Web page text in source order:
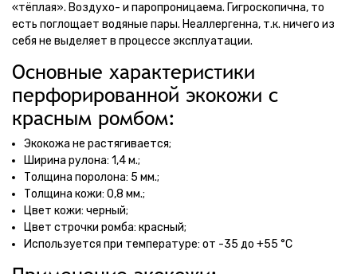
«тёплая». Воздухо- и паропроницаема. Гигроскопична, то
есть поглощает водяные пары. Неаллергенна, т.к. ничего из
себя не выделяет в процессе эксплуатации.
Основные характеристики
перфорированной экокожи с
красным ромбом:
Экокожа не растягивается;
Ширина рулона: 1,4 м.;
Толщина поролона: 5 мм.;
Толщина кожи: 0,8 мм.;
Цвет кожи: черный;
Цвет строчки ромба: красный;
Используется при температуре: от -35 до +55 °С